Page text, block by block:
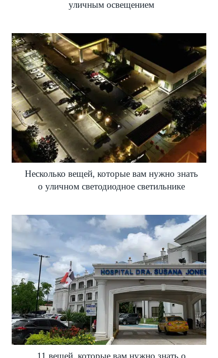
уличным освещением
Несколько вещей, которые вам нужно знать
о уличном светодиодное светильнике
11 вещей, которые вам нужно знать о